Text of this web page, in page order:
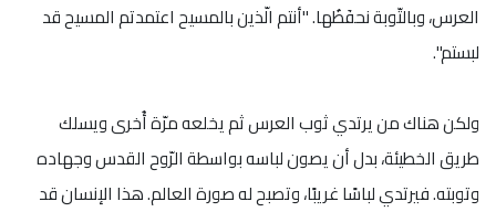
العرس، وبالتّوبة نحفَظُها. "أنتم الّذين بالمسيح اعتمدتم المسيح قد
لبستم".
ولكن هناك من يرتدي ثوب العرس ثم يخلعه مرّة أُخرى ويسلك
طريق الخطيئة، بدل أن يصون لباسه بواسطة الرّوح القدس وجهاده
وتوبته. فيرتدي لباسًا غريبًا، وتصبح له صورة العالم. هذا الإنسان قد